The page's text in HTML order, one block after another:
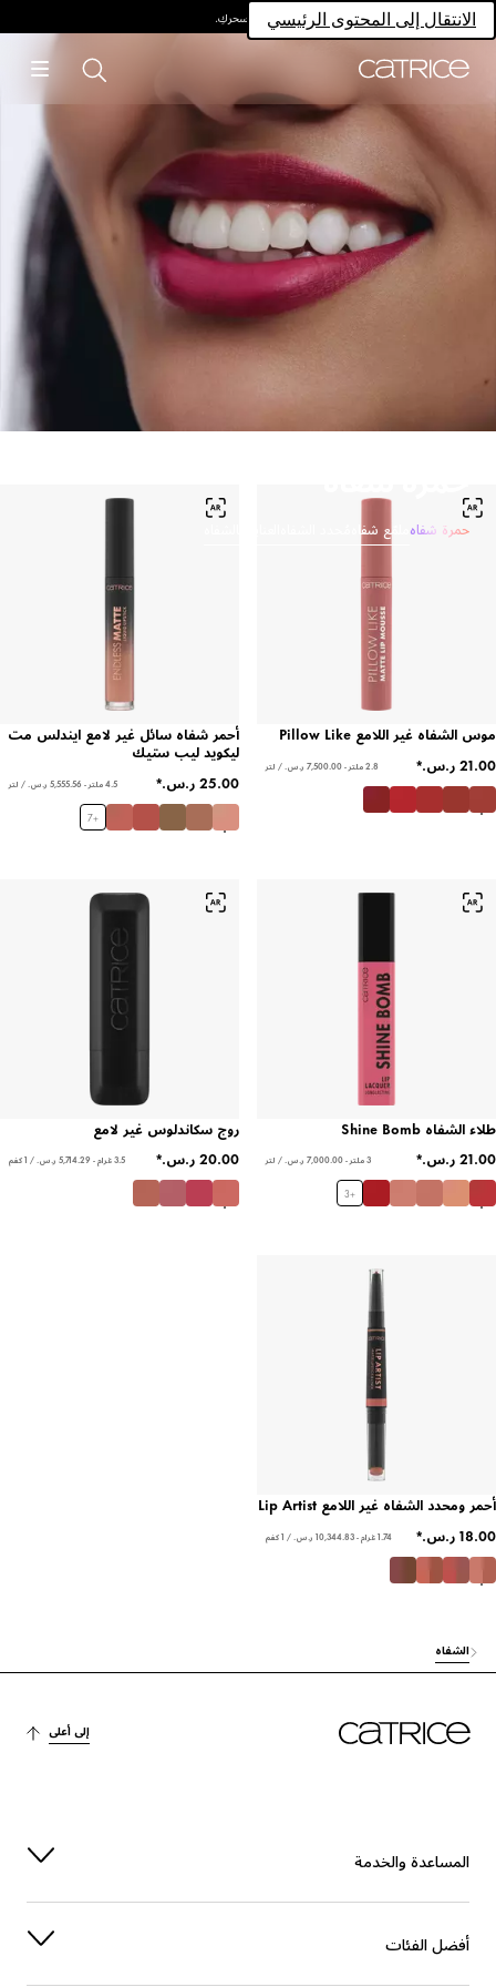
الانتقال إلى المحتوى الرئيسيامتلكي سحركِ.
حمرة شفاه ملمّع شفاه
موس الشفاه غير اللامع Pillow Like
2.8 ملتر - ‏7,500.00 ر.س.‏ / لتر
أحمر شفاه سائل غير لامع ايندلس مت
ليكويد ليب ستيك
4.5 ملتر - ‏5,555.56 ر.س.‏ / لتر
+
7
طلاء الشفاه Shine Bomb
3 ملتر - ‏7,000.00 ر.س.‏ / لتر
+
3
روج سكاندلوس غير لامع
3.5 غرام - ‏5,714.29 ر.س.‏ / 1 كغم
أحمر ومحدد الشفاه غير اللامع Lip Artist
1.74 غرام - ‏10,344.83 ر.س.‏ / 1 كغم
الشفاه
إلى أعلى
المساعدة والخدمة
أفضل الفئات